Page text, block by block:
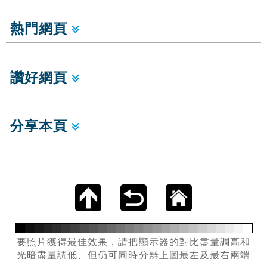
熱門網頁
讚好網頁
分享本頁
要照片獲得最佳效果，請把顯示器的對比盡量調高和
光暗盡量調低、但仍可同時分辨上圖最左及最右兩端